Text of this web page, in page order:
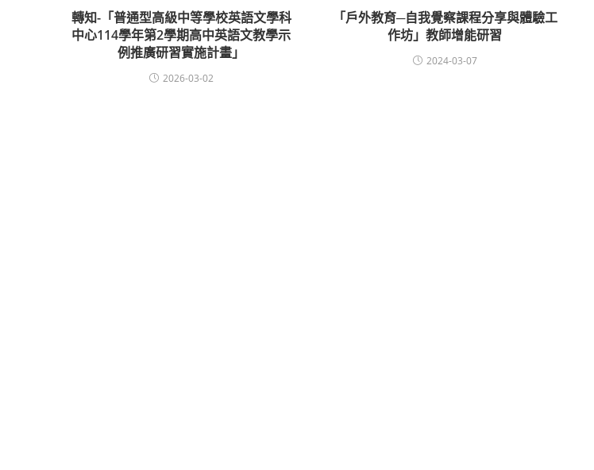
轉知-「普通型高級中等學校英語文學科
中心114學年第2學期高中英語文教學示
例推廣研習實施計畫」
2026-03-02
「戶外教育─自我覺察課程分享與體驗工
作坊」教師增能研習
2024-03-07